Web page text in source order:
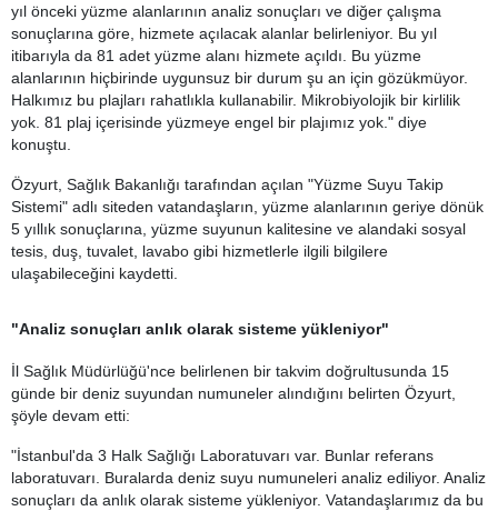
yıl önceki yüzme alanlarının analiz sonuçları ve diğer çalışma
sonuçlarına göre, hizmete açılacak alanlar belirleniyor. Bu yıl
itibarıyla da 81 adet yüzme alanı hizmete açıldı. Bu yüzme
alanlarının hiçbirinde uygunsuz bir durum şu an için gözükmüyor.
Halkımız bu plajları rahatlıkla kullanabilir. Mikrobiyolojik bir kirlilik
yok. 81 plaj içerisinde yüzmeye engel bir plajımız yok." diye
konuştu.
Özyurt, Sağlık Bakanlığı tarafından açılan "Yüzme Suyu Takip
Sistemi" adlı siteden vatandaşların, yüzme alanlarının geriye dönük
5 yıllık sonuçlarına, yüzme suyunun kalitesine ve alandaki sosyal
tesis, duş, tuvalet, lavabo gibi hizmetlerle ilgili bilgilere
ulaşabileceğini kaydetti.
"Analiz sonuçları anlık olarak sisteme yükleniyor"
İl Sağlık Müdürlüğü'nce belirlenen bir takvim doğrultusunda 15
günde bir deniz suyundan numuneler alındığını belirten Özyurt,
şöyle devam etti:
"İstanbul'da 3 Halk Sağlığı Laboratuvarı var. Bunlar referans
laboratuvarı. Buralarda deniz suyu numuneleri analiz ediliyor. Analiz
sonuçları da anlık olarak sisteme yükleniyor. Vatandaşlarımız da bu